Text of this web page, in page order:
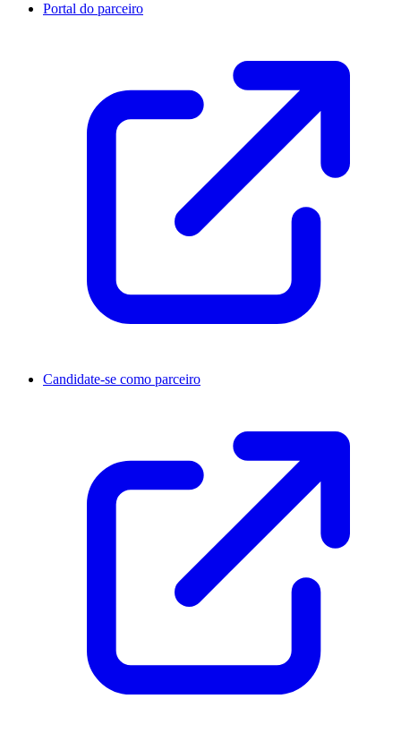
Portal do parceiro
Candidate-se como parceiro